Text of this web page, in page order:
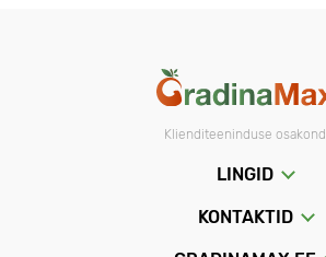
Klienditeeninduse osakond
LINGID
KONTAKTID